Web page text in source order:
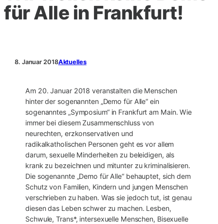
für Alle in Frankfurt!
8. Januar 2018Aktuelles
Am 20. Januar 2018 veranstalten die Menschen
hinter der sogenannten „Demo für Alle“ ein
sogenanntes „Symposium“ in Frankfurt am Main. Wie
immer bei diesem Zusammenschluss von
neurechten, erzkonservativen und
radikalkatholischen Personen geht es vor allem
darum, sexuelle Minderheiten zu beleidigen, als
krank zu bezeichnen und mitunter zu kriminalisieren.
Die sogenannte „Demo für Alle“ behauptet, sich dem
Schutz von Familien, Kindern und jungen Menschen
verschrieben zu haben. Was sie jedoch tut, ist genau
diesen das Leben schwer zu machen. Lesben,
Schwule, Trans*, intersexuelle Menschen, Bisexuelle